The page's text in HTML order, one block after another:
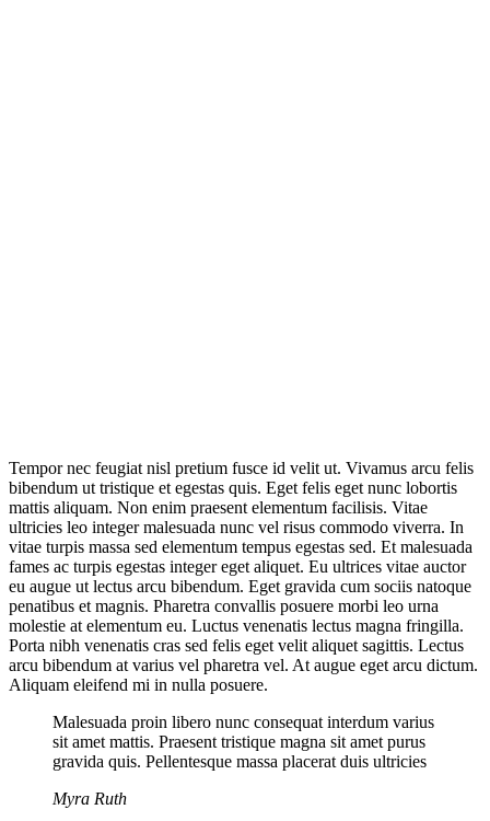
Tempor nec feugiat nisl pretium fusce id velit ut. Vivamus arcu felis
bibendum ut tristique et egestas quis. Eget felis eget nunc lobortis
mattis aliquam. Non enim praesent elementum facilisis. Vitae
ultricies leo integer malesuada nunc vel risus commodo viverra. In
vitae turpis massa sed elementum tempus egestas sed. Et malesuada
fames ac turpis egestas integer eget aliquet. Eu ultrices vitae auctor
eu augue ut lectus arcu bibendum. Eget gravida cum sociis natoque
penatibus et magnis. Pharetra convallis posuere morbi leo urna
molestie at elementum eu. Luctus venenatis lectus magna fringilla.
Porta nibh venenatis cras sed felis eget velit aliquet sagittis. Lectus
arcu bibendum at varius vel pharetra vel. At augue eget arcu dictum.
Aliquam eleifend mi in nulla posuere.
Malesuada proin libero nunc consequat interdum varius
sit amet mattis. Praesent tristique magna sit amet purus
gravida quis. Pellentesque massa placerat duis ultricies
Myra Ruth